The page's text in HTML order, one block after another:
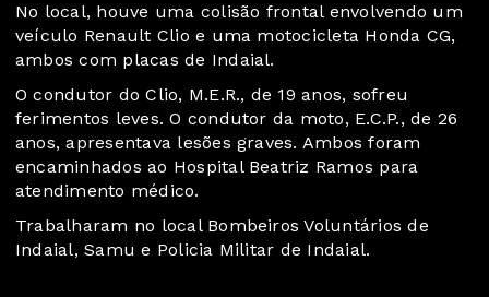
No local, houve uma colisão frontal envolvendo um
veículo Renault Clio e uma motocicleta Honda CG,
ambos com placas de Indaial.
O condutor do Clio, M.E.R., de 19 anos, sofreu
ferimentos leves. O condutor da moto, E.C.P., de 26
anos, apresentava lesões graves. Ambos foram
encaminhados ao Hospital Beatriz Ramos para
atendimento médico.
Trabalharam no local Bombeiros Voluntários de
Indaial, Samu e Policia Militar de Indaial.